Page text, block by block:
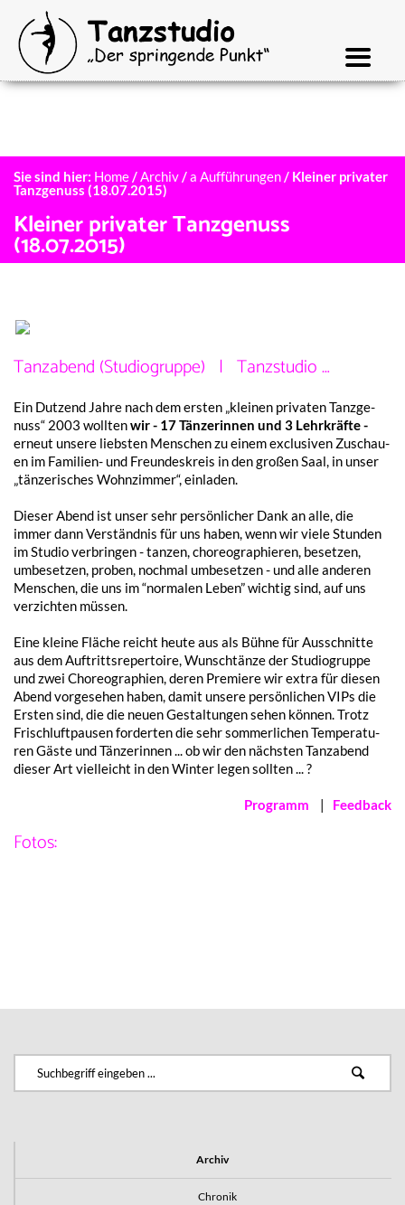
Kleiner privater Tanzgenuss
(18.07.2015)
Sie sind hier: Home/Archiv/a Aufführungen/ Kleiner privater
Tanzgenuss (18.07.2015)
Tanzabend (Studiogruppe) | Tanzstudio …
Ein Dutzend Jahre nach dem ersten „klei­nen priva­ten Tanz­ge­
nuss“ 2003 woll­tenwir - 17 Tänze­rin­nen und 3 Lehr­kräf­te -
erneut unse­re liebs­ten Menschen zu einem exclu­si­ven Zuschau­
en im Fami­li­en- und Freun­des­kreis in den großen Saal, in unser
„tänze­ri­sches Wohn­zim­mer“, einladen.
Dieser Abend ist unser sehr persön­li­cher Dank an alle, die
immer dann Verständ­nis für uns haben, wenn wir viele Stun­den
im Studio verbrin­gen - tanzen, choreo­gra­phie­ren, beset­zen,
umbe­set­zen, proben, noch­mal umbe­set­zen - und alle ande­ren
Menschen, die uns im “norma­len Leben” wich­tig sind, auf uns
verzich­ten müssen.
Eine klei­ne Fläche reicht heute aus als Bühne für Ausschnit­te
aus dem Auftritts­re­per­toire, Wunsch­tän­ze der Studio­grup­pe
und zwei Choreo­gra­phien, deren Premie­re wir extra für diesen
Abend vorge­se­hen haben, damit unse­re persön­li­chen VIPs die
Ersten sind, die die neuen Gestal­tun­gen sehen können. Trotz
Frisch­luft­pau­sen forder­ten die sehr sommer­li­chen Tempe­ra­tu­
ren Gäste und Tänze­rin­nen ... ob wir den nächs­ten Tanz­abend
dieser Art viel­leicht in den Winter legen sollten ... ?
Programm | Feed­back
Fotos:
Archiv
Chronik